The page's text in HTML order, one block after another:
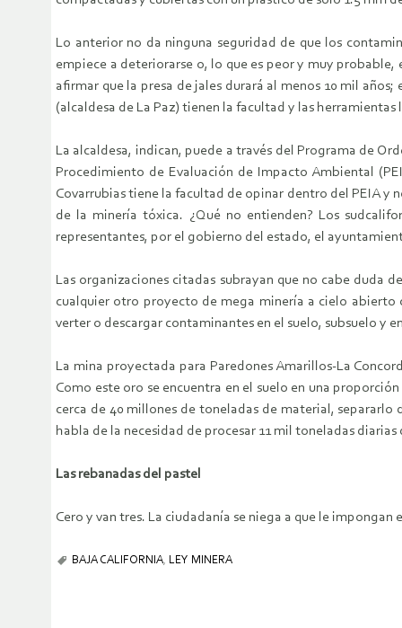
Lo anterior no da ninguna seguridad de que los
empiece a deteriorarse o, lo que es peor y muy
afirmar que la presa de jales durará al menos 10 mil
(alcaldesa de La Paz) tienen la facultad y las
La alcaldesa, indican, puede a través del Programa de
Procedimiento de Evaluación de Impacto Ambiental
Covarrubias tiene la facultad de opinar dentro del PEIA y
de la minería tóxica. ¿Qué no entienden? Los
representantes, por el gobierno del estado, el
Las organizaciones citadas subrayan que no cabe duda
cualquier otro proyecto de mega minería a cielo abierto
verter o descargar contaminantes en el suelo, subsuelo y
La mina proyectada para Paredones Amarillos-La
Como este oro se encuentra en el suelo en una
cerca de 40 millones de toneladas de material,
habla de la necesidad de procesar 11 mil toneladas
Las rebanadas del pastel
Cero y van tres. La ciudadanía se niega a que le
BAJA CALIFORNIA, LEY MINERA